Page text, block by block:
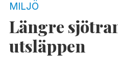
MILJÖ
Längre
utsläppen